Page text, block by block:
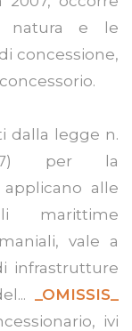
natura e le
concessione,
dalla legge n.
per la
alle
marittime
vale a
infrastrutture
_OMISSIS_
ivi